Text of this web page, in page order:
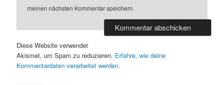
meinen nächsten Kommentar speichern.
Diese Website verwendet
Akismet, um Spam zu reduzieren. Erfahre, wie deine
Kommentardaten verarbeitet werden.